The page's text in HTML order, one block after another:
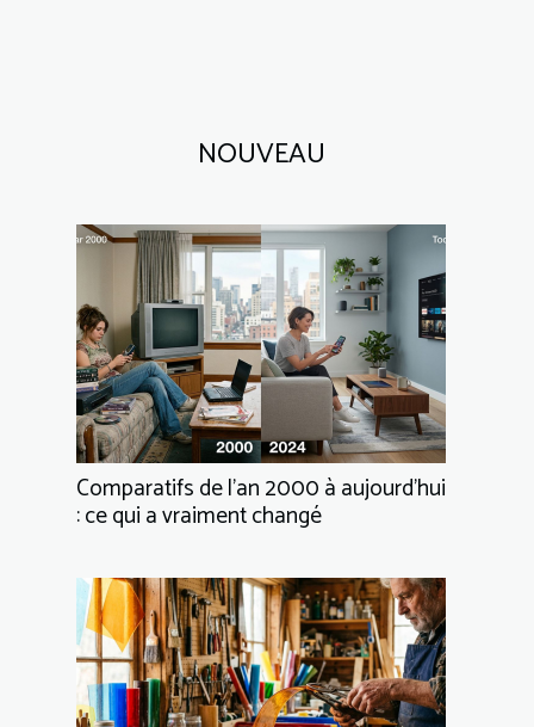
NOUVEAU
Comparatifs de l’an 2000 à aujourd’hui
: ce qui a vraiment changé